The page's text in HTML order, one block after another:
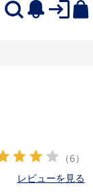
（6）
レビューを見る